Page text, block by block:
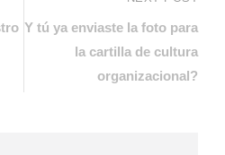
Y tú ya enviaste la foto para
la cartilla de cultura
organizacional?